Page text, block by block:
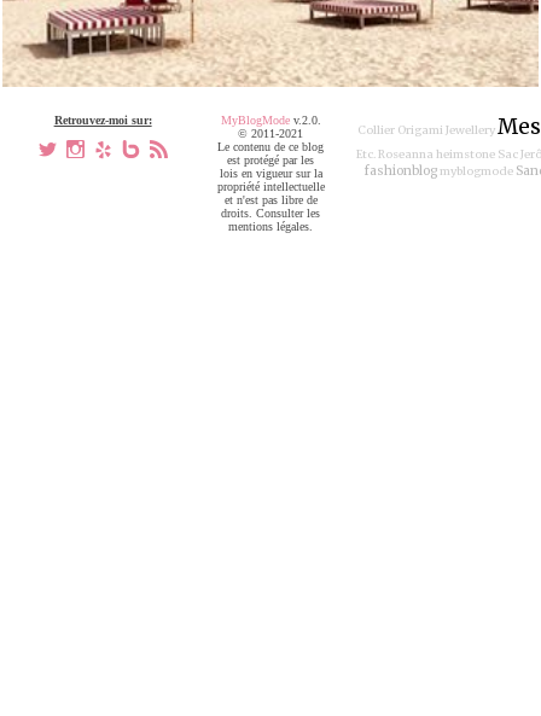
Retrouvez-moi sur:
a x h V ,
Collier Origami Jewellery
Etc.Roseanna heimstone Sac
fashionblogmyblogmode
MyBlogModev.2.0.
© 2011-2021
Le contenu de ce blog
est protégé par les
lois en vigueur sur la
propriété intellectuelle
et n'est pas libre de
droits. Consulter les
mentions légales.